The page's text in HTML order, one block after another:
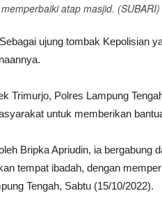
atap masjid. (SUBARI)
ujung tombak Kepolisian
Trimurjo, Polres Lampung
untuk memberikan
Bripka Apriudin, ia bergabung
tempat ibadah, dengan
Tengah, Sabtu (15/10/2022).